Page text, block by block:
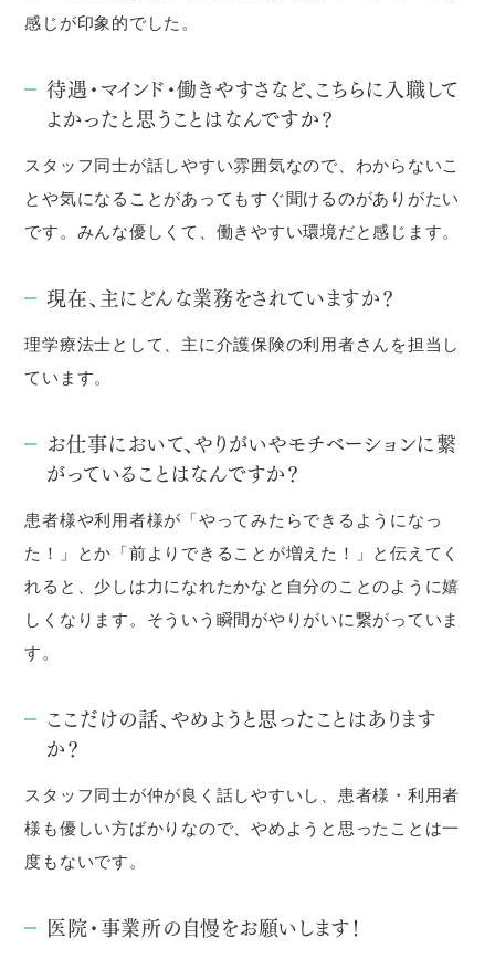
感じが印象的でした。
待遇・マインド・働きやすさなど、こちらに入職して
よかったと思うことはなんですか？
スタッフ同士が話しやすい雰囲気なので、わからないこ
とや気になることがあってもすぐ聞けるのがありがたい
です。みんな優しくて、働きやすい環境だと感じます。
現在、主にどんな業務をされていますか？
理学療法士として、主に介護保険の利用者さんを担当し
ています。
お仕事において、やりがいやモチベーションに繋
がっていることはなんですか？
患者様や利用者様が「やってみたらできるようになっ
た！」とか「前よりできることが増えた！」と伝えてく
れると、少しは力になれたかなと自分のことのように嬉
しくなります。そういう瞬間がやりがいに繋がっていま
す。
ここだけの話、やめようと思ったことはあります
か？
スタッフ同士が仲が良く話しやすいし、患者様・利用者
様も優しい方ばかりなので、やめようと思ったことは一
度もないです。
医院・事業所の自慢をお願いします！